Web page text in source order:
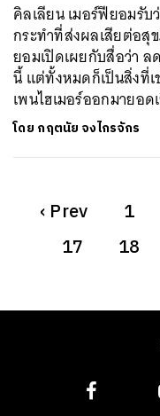
คิลเลียน เมอร์ฟียอมรับ
กระทำที่ส่งผลเสียต่อสุ
ยอมเปิดเผยกับสื่อว่า ล
นี้ แต่ทั้งหมดก็เป็นสิ่งที่เ
เพนไฮเมอร์ออกมายอ
โดย กฤตนัย จงไกรจักร
‹ Prev 1
17
18